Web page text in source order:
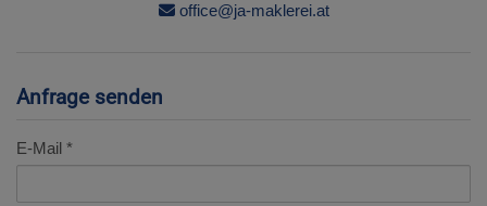
office@ja-maklerei.at
Anfrage senden
E-Mail